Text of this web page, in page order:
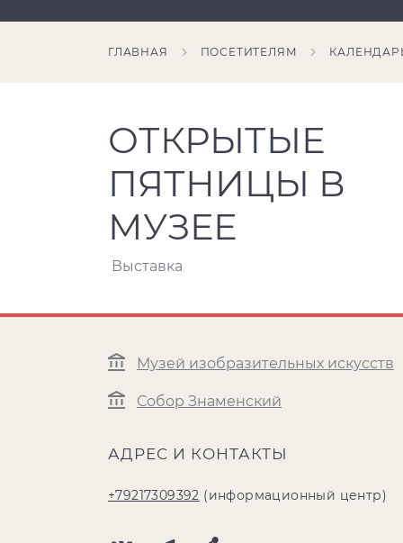
ГЛАВНАЯ ПОСЕТИТЕЛЯМ
ОТКРЫТЫЕ
ПЯТНИЦЫ В
МУЗЕЕ
Выставка
Музей изобразительных искусств
Собор Знаменский
АДРЕС И КОНТАКТЫ
+79217309392 (информационный центр)